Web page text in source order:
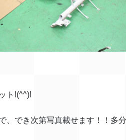
ト!(^^)!
、でき次第写真載せます！！多分